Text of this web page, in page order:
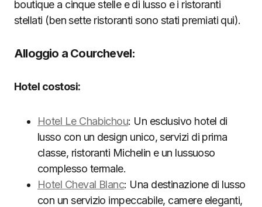
boutique a cinque stelle e di lusso e i ristoranti
stellati (ben sette ristoranti sono stati premiati qui).
Alloggio a Courchevel:
Hotel costosi:
Hotel Le Chabichou: Un esclusivo hotel di
lusso con un design unico, servizi di prima
classe, ristoranti Michelin e un lussuoso
complesso termale.
Hotel Cheval Blanc: Una destinazione di lusso
con un servizio impeccabile, camere eleganti,